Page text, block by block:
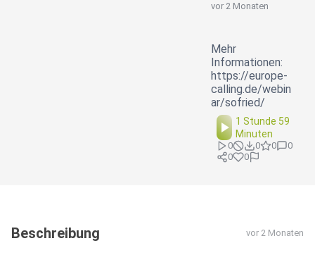
vor 2 Monaten
Mehr
Informationen:
https://europe-
calling.de/webin
ar/sofried/
1 Stunde 59
Minuten
0 0 0
0
0
0
Beschreibung vor 2 Monaten